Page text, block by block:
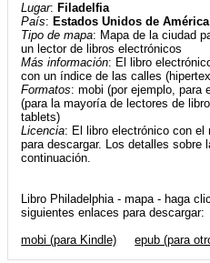
Lugar: Filadelfia
País: Estados Unidos de América
Tipo de mapa: Mapa de la ciudad
un lector de libros electrónicos
Más información: El libro
con un índice de las calles
Formatos: mobi (por ejemplo, para
(para la mayoría de lectores de
tablets)
Licencia: El libro electrónico con el
para descargar. Los detalles sobre
continuación.
Libro Philadelphia - mapa - haga
siguientes enlaces para descargar:
mobi (para Kindle)
epub (para